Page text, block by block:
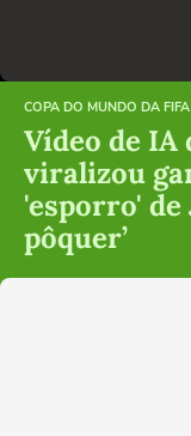
COPA DO MUNDO DA
Vídeo de IA
viralizou
'esporro' de
pôquer’